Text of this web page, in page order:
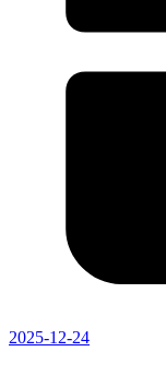
2025-12-24